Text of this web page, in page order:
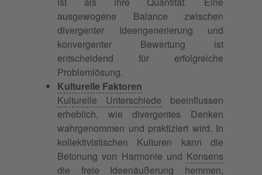
ausgewogene Balance zwischen
divergenter Ideengenerierung und
konvergenter Bewertung ist
entscheidend für erfolgreiche
Problemlösung.
Kulturelle Faktoren
Kulturelle Unterschiede beeinflussen
erheblich, wie divergentes Denken
wahrgenommen und praktiziert wird. In
kollektivistischen Kulturen kann die
Betonung von Harmonie und Konsens
die freie Ideenäußerung hemmen,